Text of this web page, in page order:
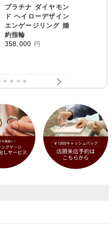
プラチナ ダイヤモン
ド ヘイローデザイン
エンゲージリング 婚
約指輪
358,000 円